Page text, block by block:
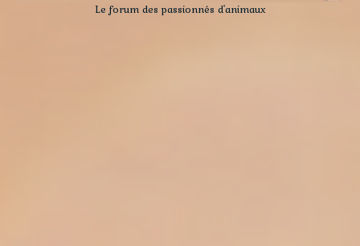
Le forum des passionnés d'animaux